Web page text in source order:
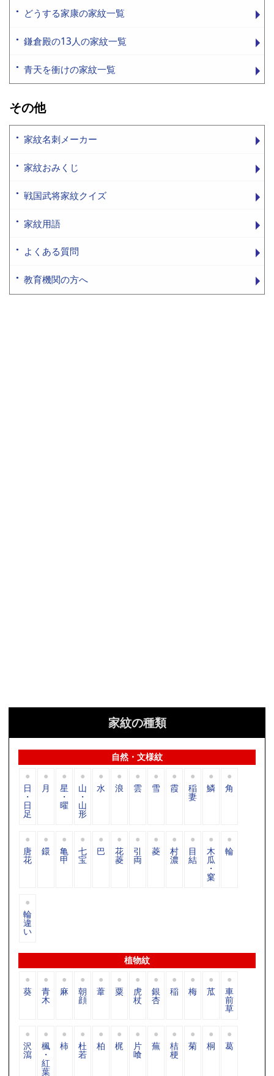
どうする家康の家紋一覧
鎌倉殿の13人の家紋一覧
青天を衝けの家紋一覧
その他
家紋名刺メーカー
家紋おみくじ
戦国武将家紋クイズ
家紋用語
よくある質問
教育機関の方へ
家紋の種類
自然・文様紋
日
・
日
足
月 星
・
曜
山
・
山
形
水 浪 雲 雪 霞 稲
妻
鱗 角
唐
花
鐶 亀
甲
七
宝
巴 花
菱
引
両
菱 村
濃
目
結
木
瓜
・
窠
輪
輪
違
い
植物紋
葵 青
木
麻 朝
顔
葦 粟 虎
杖
銀
杏
稲 梅 苽 車
前
草
沢
瀉
楓
・
紅
葉
柿 杜
若
柏 梶 片
喰
蕪 桔
梗
菊 桐 葛